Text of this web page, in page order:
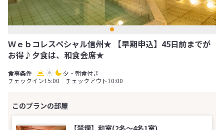
Ｗｅｂコレスペシャル信州★ 【早期申込】45日前までが
お得♪夕食は、和食会席★
夕・朝食付き
チェックイン15:00 チェックアウト10:00
【禁煙】和室(2名～4名1室)